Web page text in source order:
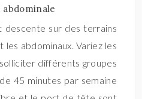
abdominale
sur des terrains
abdominaux. Variez les
différents groupes
45 minutes par semaine